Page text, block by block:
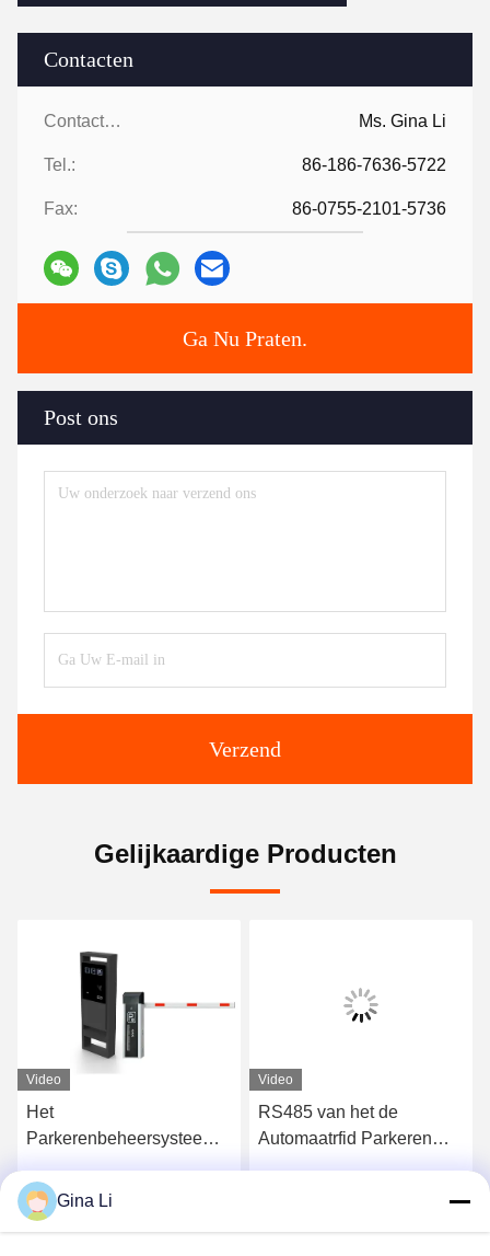
Contacten
Contacten: Ms. Gina Li
Tel.: 86-186-7636-5722
Fax: 86-0755-2101-5736
Ga Nu Praten.
Post ons
Verzend
Gelijkaardige Producten
Video
Het
Parkerenbeheersysteem
Voertuigen Automatisch
RFID Auto
Video
RS485 van het de
Automaatrfid Parkeren
Gina Li